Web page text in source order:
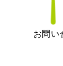
お問い